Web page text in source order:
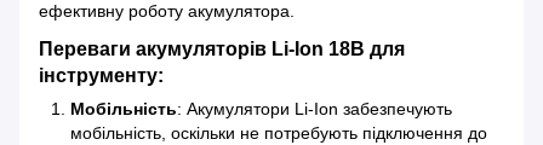
ефективну роботу акумулятора.
Переваги акумуляторів Li-Ion 18В для
інструменту:
Мобільність: Акумулятори Li-Ion забезпечують
мобільність, оскільки не потребують підключення до